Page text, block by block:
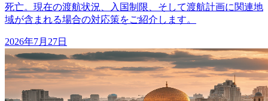
死亡。現在の渡航状況、入国制限、そして渡航計画に関連地
域が含まれる場合の対応策をご紹介します。
2026年7月27日